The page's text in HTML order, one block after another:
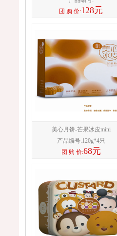
团 购 价:128元
美心月饼-芒果冰皮mini
产品编号:120g*4只
团 购 价:68元